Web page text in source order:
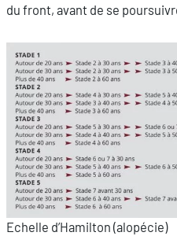
du front, avant de se
Echelle d’Hamilton (alopécie)